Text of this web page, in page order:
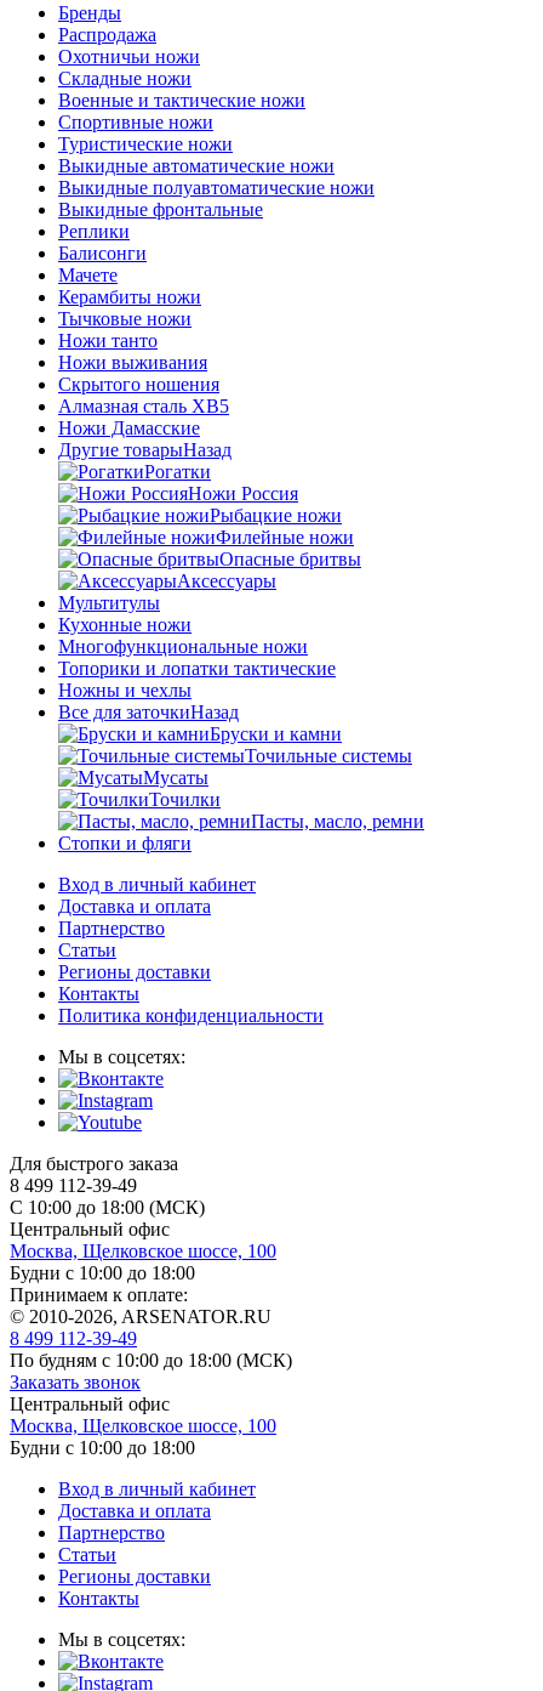
Бренды
Распродажа
Охотничьи ножи
Складные ножи
Военные и тактические ножи
Спортивные ножи
Туристические ножи
Выкидные автоматические ножи
Выкидные полуавтоматические ножи
Выкидные фронтальные
Реплики
Балисонги
Мачете
Керамбиты ножи
Тычковые ножи
Ножи танто
Ножи выживания
Скрытого ношения
Алмазная сталь ХВ5
Ножи Дамасские
Другие товарыНазад
Рогатки
Ножи Россия
Рыбацкие ножи
Филейные ножи
Опасные бритвы
Аксессуары
Мультитулы
Кухонные ножи
Многофункциональные ножи
Топорики и лопатки тактические
Ножны и чехлы
Все для заточкиНазад
Бруски и камни
Точильные системы
Мусаты
Точилки
Пасты, масло, ремни
Стопки и фляги
Вход в личный кабинет
Доставка и оплата
Партнерство
Статьи
Регионы доставки
Контакты
Политика конфиденциальности
Мы в соцсетях:
Для быстрого заказа
8 499 112-39-49
С 10:00 до 18:00 (МСК)
Центральный офис
Москва, Щелковское шоссе, 100
Будни с 10:00 до 18:00
Принимаем к оплате:
© 2010-2026, ARSENATOR.RU
8 499 112-39-49
По будням с 10:00 до 18:00 (МСК)
Заказать звонок
Центральный офис
Москва, Щелковское шоссе, 100
Будни с 10:00 до 18:00
Вход в личный кабинет
Доставка и оплата
Партнерство
Статьи
Регионы доставки
Контакты
Мы в соцсетях: